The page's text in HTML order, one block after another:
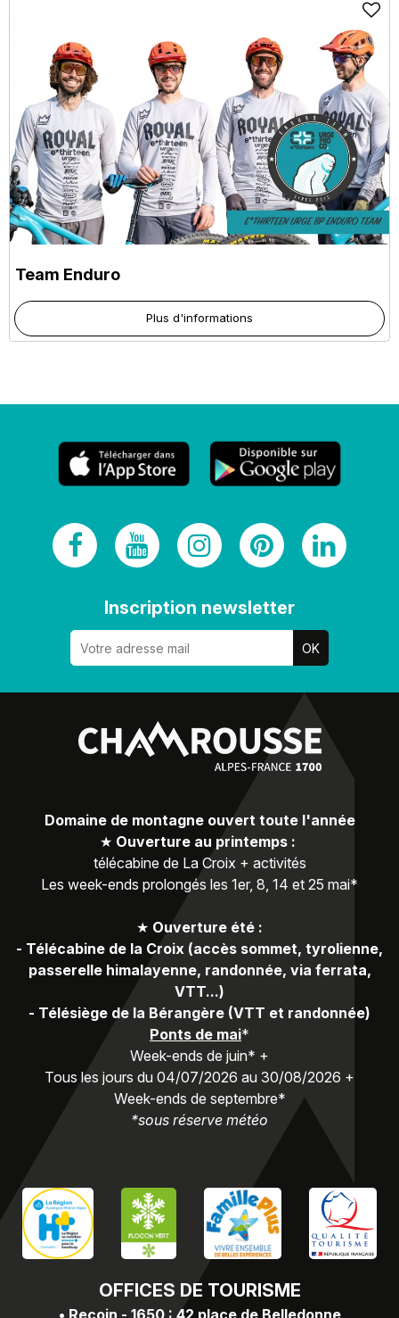
Team Enduro
Plus d'informations
Inscription newsletter
OFFICES DE TOURISME
Domaine de montagne ouvert toute l'année
★ Ouverture au printemps :
télécabine de La Croix + activités
Les week-ends prolongés les 1er, 8, 14 et 25 mai*
★ Ouverture été :
- Télécabine de la Croix (accès sommet, tyrolienne,
passerelle himalayenne, randonnée, via ferrata,
VTT...)
- Télésiège de la Bérangère (VTT et randonnée)
Ponts de mai*
Week-ends de juin* +
Tous les jours du 04/07/2026 au 30/08/2026 +
Week-ends de septembre*
*sous réserve météo